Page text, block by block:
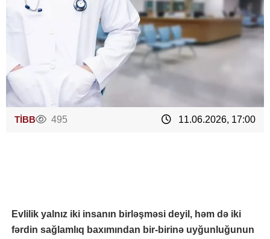
TİBB 495 11.06.2026, 17:00
Evlilik yalnız iki insanın birləşməsi deyil, həm də iki
fərdin sağlamlıq baxımından bir-birinə uyğunluğunun